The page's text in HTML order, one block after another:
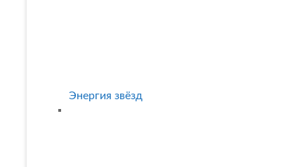
Энергия звёзд